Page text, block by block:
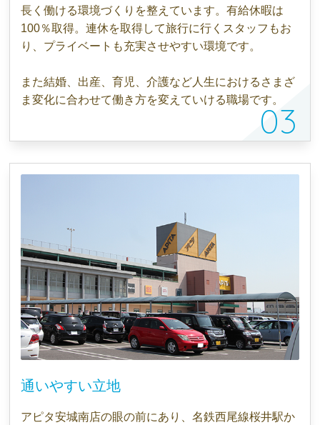
長く働ける環境づくりを整えています。有給休暇は
100％取得。連休を取得して旅行に行くスタッフもお
り、プライベートも充実させやすい環境です。
また結婚、出産、育児、介護など人生におけるさまざ
ま変化に合わせて働き方を変えていける職場です。
通いやすい立地
アピタ安城南店の眼の前にあり、名鉄西尾線桜井駅か